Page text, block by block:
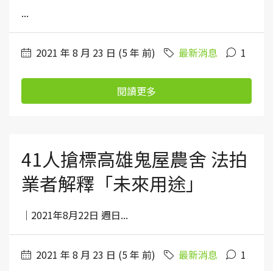
...
2021 年 8 月 23 日 (5 年 前) 最新消息 1
閱讀更多
41人搶標高雄鬼屋農舍 法拍
業者解釋「未來用途」
｜2021年8月22日 週日...
2021 年 8 月 23 日 (5 年 前) 最新消息 1